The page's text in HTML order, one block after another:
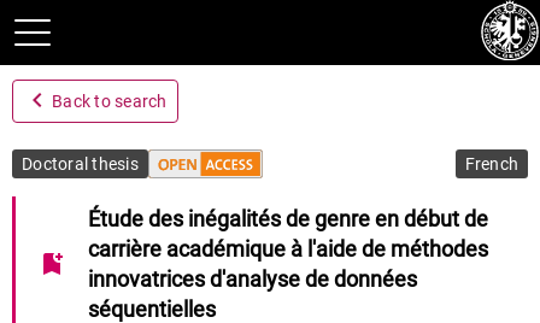
navigate_before Back to search
Doctoral thesis French
bookmark_add
Étude des inégalités de genre en début de
carrière académique à l'aide de méthodes
innovatrices d'analyse de données
séquentielles